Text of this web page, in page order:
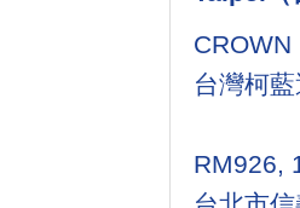
CROWN
台灣柯
RM926,